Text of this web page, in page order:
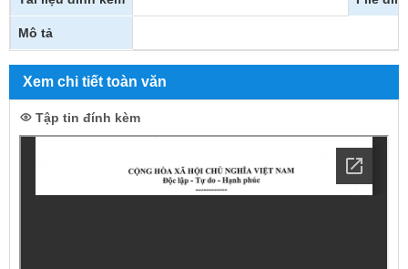
Mô tả
Xem chi tiết toàn văn
Tập tin đính kèm